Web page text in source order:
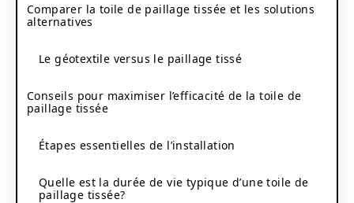
Comparer la toile de paillage tissée et les solutions
alternatives
Le géotextile versus le paillage tissé
Conseils pour maximiser l’efficacité de la toile de
paillage tissée
Étapes essentielles de l’installation
Quelle est la durée de vie typique d’une toile de
paillage tissée?